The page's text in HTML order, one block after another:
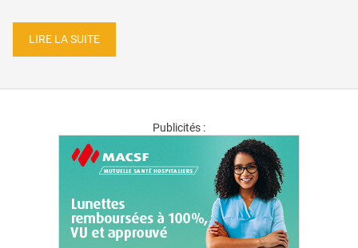
LIRE LA SUITE
Publicités :